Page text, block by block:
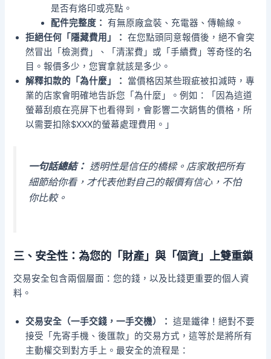
是否有烙印或亮點。
配件完整度： 有無原廠盒裝、充電器、傳輸線。
拒絕任何「隱藏費用」： 在您點頭同意報價後，絕不會突
然冒出「檢測費」、「清潔費」或「手續費」等奇怪的名
目。報價多少，您實拿就該是多少。
解釋扣款的「為什麼」：
當價格因某些瑕疵被扣減時，專
業的店家會明確地告訴您「為什麼」。例如：「因為這道
螢幕刮痕在亮屏下也看得到，會影響二次銷售的價格，所
以需要扣除$XXX的螢幕處理費用。」
一句話總結： 透明性是信任的橋樑。店家敢把所有
細節給你看，才代表他對自己的報價有信心，不怕
你比較。
三、安全性：為您的「財產」與「個資」上雙重鎖
交易安全包含兩個層面：您的錢，以及比錢更重要的個人資
料。
交易安全（一手交錢，一手交機）： 這是鐵律！絕對不要
接受「先寄手機、後匯款」的交易方式，這等於是將所有
主動權交到對方手上。最安全的流程是：